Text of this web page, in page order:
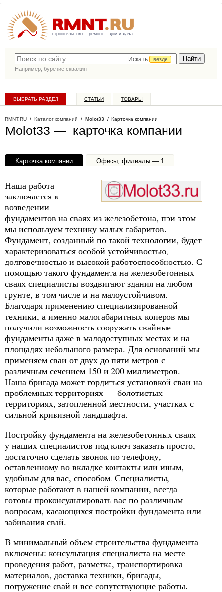
строительство ремонт дом и дача
Искать
везде
Например, бурение скважин
ВЫБРАТЬ РАЗДЕЛ СТАТЬИ ТОВАРЫ
RMNT.RU / Каталог компаний / Molot33 / Карточка компании
Molot33 — карточка компании
Карточка компании Офисы, филиалы — 1
Наша работа
заключается в
возведении
фундаментов на сваях из железобетона, при этом
мы используем технику малых габаритов.
Фундамент, созданный по такой технологии, будет
характеризоваться особой устойчивостью,
долговечностью и высокой работоспособностью. С
помощью такого фундамента на железобетонных
сваях специалисты воздвигают здания на любом
грунте, в том числе и на малоустойчивом.
Благодаря применению специализированной
техники, а именно малогабаритных коперов мы
получили возможность сооружать свайные
фундаменты даже в малодоступных местах и на
площадях небольшого размера. Для оснований мы
применяем сваи от двух до пяти метров с
различным сечением 150 и 200 миллиметров.
Наша бригада может гордиться установкой сваи на
проблемных территориях — болотистых
территориях, затопленной местности, участках с
сильной кривизной ландшафта.
Постройку фундамента на железобетонных сваях
у наших специалистов под ключ заказать просто,
достаточно сделать звонок по телефону,
оставленному во вкладке контакты или иным,
удобным для вас, способом. Специалисты,
которые работают в нашей компании, всегда
готовы проконсультировать вас по различным
вопросам, касающихся постройки фундамента или
забивания свай.
В минимальный объем строительства фундамента
включены: консультация специалиста на месте
проведения работ, разметка, транспортировка
материалов, доставка техники, бригады,
погружение свай и все сопутствующие работы.